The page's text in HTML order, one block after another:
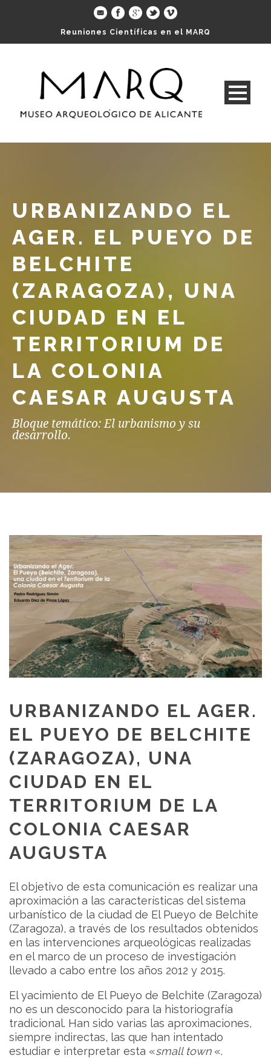
Reuniones Científicas en el MARQ
URBANIZANDO EL
AGER. EL PUEYO DE
BELCHITE
(ZARAGOZA), UNA
CIUDAD EN EL
TERRITORIUM DE
LA COLONIA
CAESAR AUGUSTA
Bloque temático: El urbanismo y su
desarrollo.
URBANIZANDO EL AGER.
EL PUEYO DE BELCHITE
(ZARAGOZA), UNA
CIUDAD EN EL
TERRITORIUM DE LA
COLONIA CAESAR
AUGUSTA
El objetivo de esta comunicación es realizar una
aproximación a las características del sistema
urbanístico de la ciudad de El Pueyo de Belchite
(Zaragoza), a través de los resultados obtenidos
en las intervenciones arqueológicas realizadas
en el marco de un proceso de investigación
llevado a cabo entre los años 2012 y 2015.
El yacimiento de El Pueyo de Belchite (Zaragoza)
no es un desconocido para la historiografía
tradicional. Han sido varias las aproximaciones,
siempre indirectas, las que han intentado
estudiar e interpretar esta «small town «.